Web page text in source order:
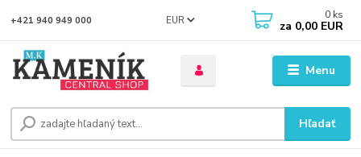
Menu
EUR
Hľadať
+421 940 949 000 0 ks
za 0,00 EUR